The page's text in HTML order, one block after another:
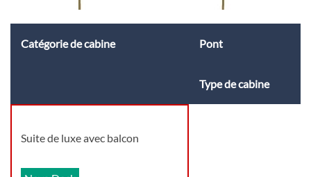
Catégorie de cabine Pont
Type de cabine
Suite de luxe avec balcon